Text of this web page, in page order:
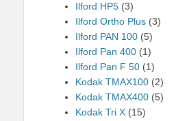
Ilford HP5 (3)
Ilford Ortho Plus (3)
Ilford PAN 100 (5)
Ilford Pan 400 (1)
Ilford Pan F 50 (1)
Kodak TMAX100 (2)
Kodak TMAX400 (5)
Kodak Tri X (15)